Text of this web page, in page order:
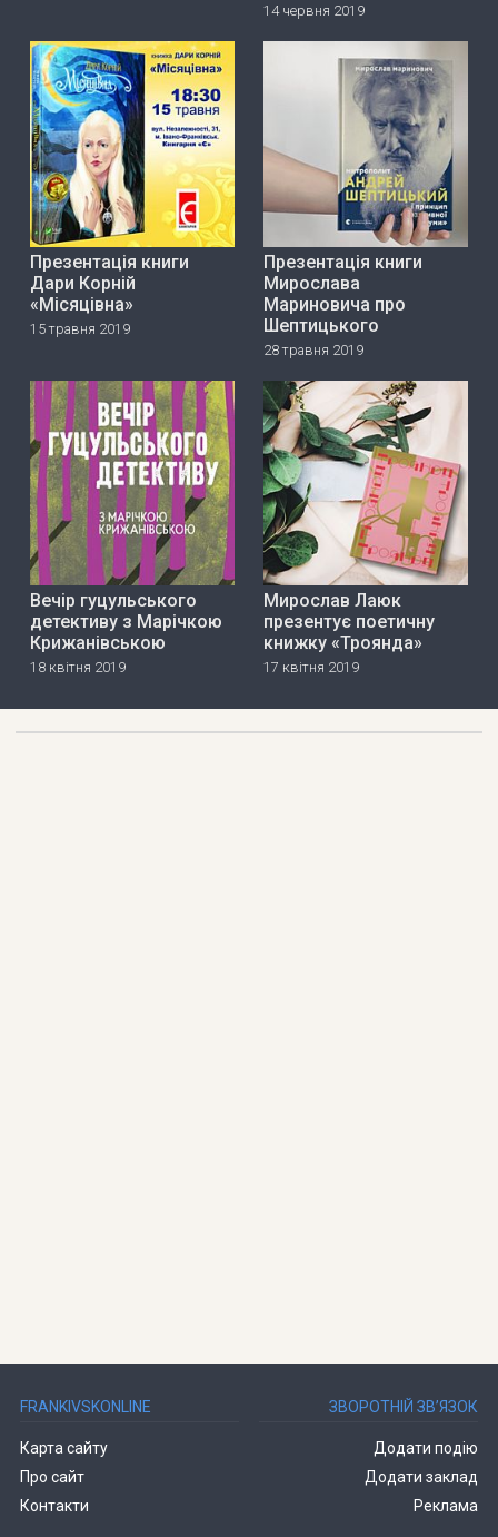
14 червня 2019
Презентація книги
Дари Корній
«Місяцівна»
15 травня 2019
Презентація книги
Мирослава
Мариновича про
Шептицького
28 травня 2019
Вечір гуцульського
детективу з Марічкою
Крижанівською
18 квітня 2019
Мирослав Лаюк
презентує поетичну
книжку «Троянда»
17 квітня 2019
FRANKIVSKONLINE
Карта сайту
Про сайт
Контакти
ЗВОРОТНІЙ ЗВ’ЯЗОК
Додати подію
Додати заклад
Реклама